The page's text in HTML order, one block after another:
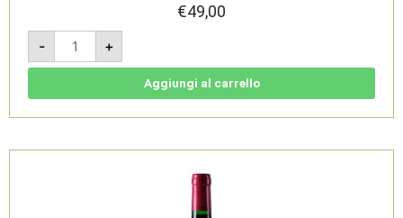
€49,00
-
Sancaba
Pinot
Nero
2021
-
Trinoro
+
Aggiungi al carrello